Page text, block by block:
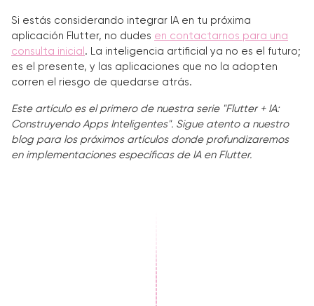
Si estás considerando integrar IA en tu próxima
aplicación Flutter, no dudes en contactarnos para una
consulta inicial . La inteligencia artificial ya no es el futuro;
es el presente, y las aplicaciones que no la adopten
corren el riesgo de quedarse atrás.
Este artículo es el primero de nuestra serie "Flutter + IA:
Construyendo Apps Inteligentes". Sigue atento a nuestro
blog para los próximos artículos donde profundizaremos
en implementaciones específicas de IA en Flutter.